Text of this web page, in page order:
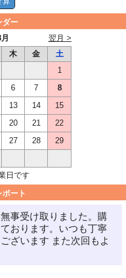
ダー
翌月 >
木 金
土
1
6 7
8
13 14
15
20 21
22
27 28
29
日です
ート
事受け取りました。購
おります。いつも丁寧
ざいます また次回もよ